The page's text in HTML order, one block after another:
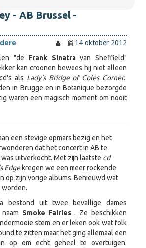
- AB Brussel -
14 oktober 2012
"de Frank Sinatravan Sheffield"
kan croonen bewees hij niet alleen
als Lady's Bridge of Coles Corner.
in Brugge en in Botanique bezorgde
waren een magisch moment om nooit
een stevige opmars bezig en het
dat het concert in AB te
uitverkocht. Met zijn laatste cd
Edgekregen we een meer rockende
op zijn vorige albums. Benieuwd wat
worden.
bestond uit twee bevallige dames
Smoke Fairies . Ze beschikken
stem en er leken ook wat folk
te zitten maar het ging allemaal een
op om echt geheel te overtuigen.